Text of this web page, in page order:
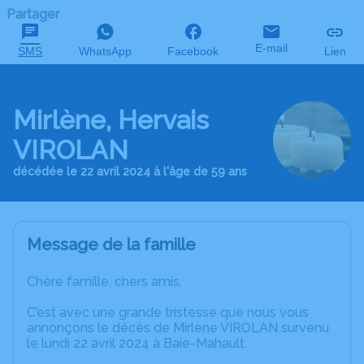
Partager
SMS WhatsApp Facebook E-mail Lien
Mirlène, Hervais
VIROLAN
décédée le 22 avril 2024 à l'âge de 59 ans
Message de la famille
Chère famille, chers amis,
C’est avec une grande tristesse que nous vous
annonçons le décès de Mirlène VIROLAN survenu
le lundi 22 avril 2024 à Baie-Mahault.